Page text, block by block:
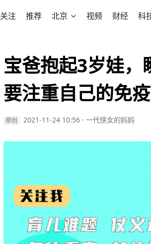
关注 推荐 北京 视频 财经 科
宝爸抱起3岁娃
要注重自己的免
原创 2021-11-24 10:56 · 一代侠女的妈妈